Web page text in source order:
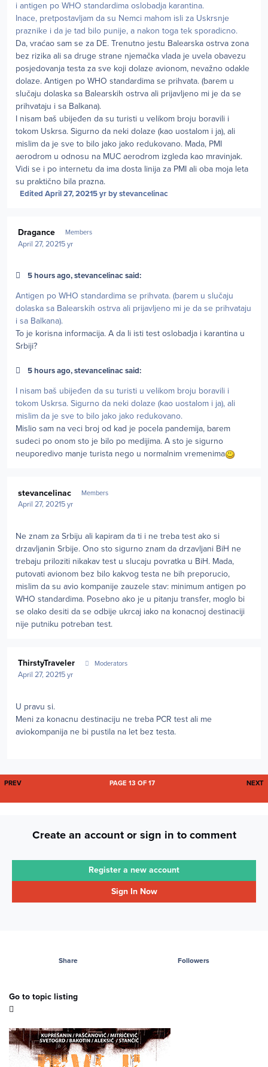
i antigen po WHO standardima oslobadja karantina.
Inace, pretpostavljam da su Nemci mahom isli za Uskrsnje
praznike i da je tad bilo punije, a nakon toga tek sporadicno.
Da, vraćao sam se za DE. Trenutno jestu Balearska ostrva zona
bez rizika ali sa druge strane njemačka vlada je uvela obavezu
posjedovanja testa za sve koji dolaze avionom, nevažno odakle
dolaze. Antigen po WHO standardima se prihvata. (barem u
slučaju dolaska sa Balearskih ostrva ali prijavljeno mi je da se
prihvataju i sa Balkana).
I nisam baš ubijeđen da su turisti u velikom broju boravili i
tokom Uskrsa. Sigurno da neki dolaze (kao uostalom i ja), ali
mislim da je sve to bilo jako jako redukovano. Mada, PMI
aerodrom u odnosu na MUC aerodrom izgleda kao mravinjak.
Vidi se i po internetu da ima dosta linija za PMI ali oba moja leta
su praktično bila prazna.
Edited April 27, 20215 yrby stevancelinac
Dragance Members
April 27, 20215 yr
5 hours ago, stevancelinac said:
Antigen po WHO standardima se prihvata. (barem u slučaju
dolaska sa Balearskih ostrva ali prijavljeno mi je da se prihvataju
i sa Balkana).
To je korisna informacija. A da li isti test oslobadja i karantina u
Srbiji?
5 hours ago, stevancelinac said:
I nisam baš ubijeđen da su turisti u velikom broju boravili i
tokom Uskrsa. Sigurno da neki dolaze (kao uostalom i ja), ali
mislim da je sve to bilo jako jako redukovano.
Mislio sam na veci broj od kad je pocela pandemija, barem
sudeci po onom sto je bilo po medijima. A sto je sigurno
neuporedivo manje turista nego u normalnim vremenima
stevancelinac Members
April 27, 20215 yr
Ne znam za Srbiju ali kapiram da ti i ne treba test ako si
drzavljanin Srbije. Ono sto sigurno znam da drzavljani BiH ne
trebaju priloziti nikakav test u slucaju povratka u BiH. Mada,
putovati avionom bez bilo kakvog testa ne bih preporucio,
mislim da su avio kompanije zauzele stav: minimum antigen po
WHO standardima. Posebno ako je u pitanju transfer, moglo bi
se olako desiti da se odbije ukrcaj iako na konacnoj destinaciji
nije putniku potreban test.
ThirstyTraveler Moderators
April 27, 20215 yr
U pravu si.
Meni za konacnu destinaciju ne treba PCR test ali me
aviokompanija ne bi pustila na let bez testa.
FIRST PAGE
PREV NEXT
PAGE 13 OF 17
Create an account or sign in to comment
Register a new account
Sign In Now
Share Followers
Go to topic listing